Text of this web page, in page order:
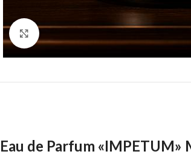
Eau de Parfum